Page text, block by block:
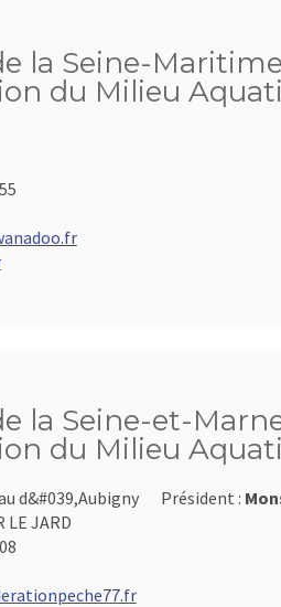
la Seine-
du Milieu
la Seine-et-
du Milieu
d&#039,Aubigny
LE JARD
Président :